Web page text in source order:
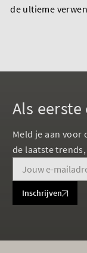
de ultieme
Als
Meld je aan voor
de laatste
Inschrijven